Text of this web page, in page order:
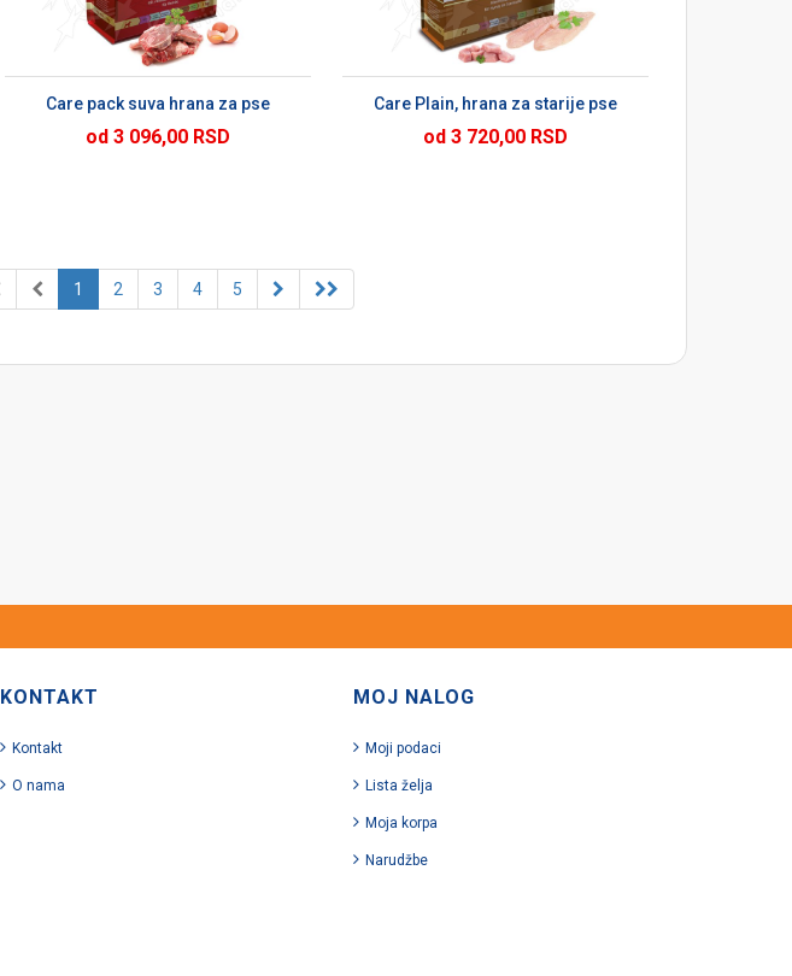
Care pack suva hrana za pse
od 3 096,00 RSD
DODAJ U KORPU
Care Plain, hrana za starije pse
od 3 720,00 RSD
1 2 3 4 5
KONTAKT
Kontakt
O nama
MOJ NALOG
Moji podaci
Lista želja
Moja korpa
Narudžbe